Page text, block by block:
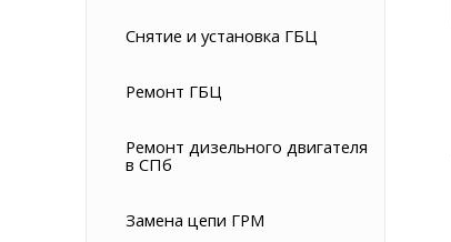
Снятие и установка ГБЦ
Ремонт ГБЦ
Ремонт дизельного двигателя
в СПб
Замена цепи ГРМ